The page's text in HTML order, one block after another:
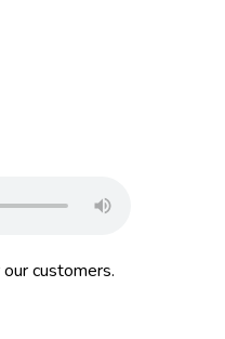
customers.